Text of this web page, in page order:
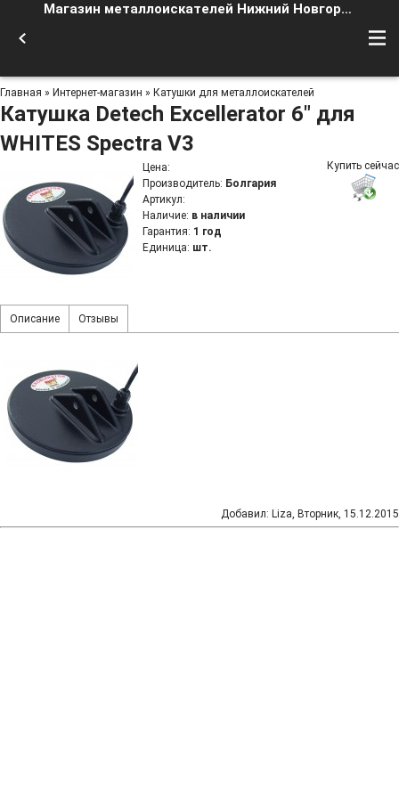
Магазин металлоискателей Нижний Новгород
Главная » Интернет-магазин » Катушки для металлоискателей
Катушка Detech Excellerator 6" для
WHITES Spectra V3
Цена:
Производитель: Болгария
Артикул:
Наличие: в наличии
Гарантия: 1 год
Единица: шт.
Купить сейчас
Описание Отзывы
Добавил: Liza, Вторник, 15.12.2015